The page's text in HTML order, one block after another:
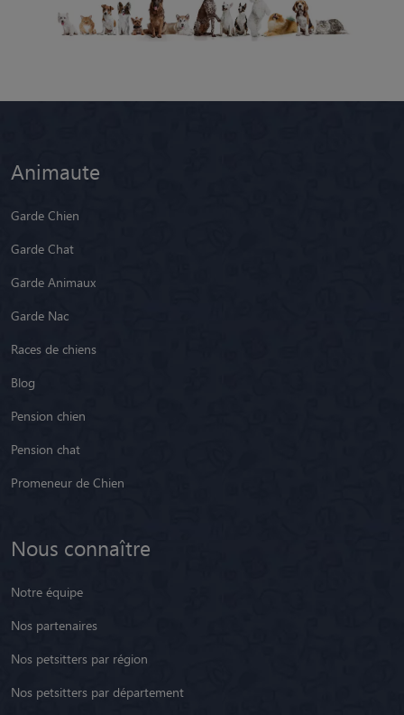
Animaute
Garde Chien
Garde Chat
Garde Animaux
Garde Nac
Races de chiens
Blog
Pension chien
Pension chat
Promeneur de Chien
Nous connaître
Notre équipe
Nos partenaires
Nos petsitters par région
Nos petsitters par département